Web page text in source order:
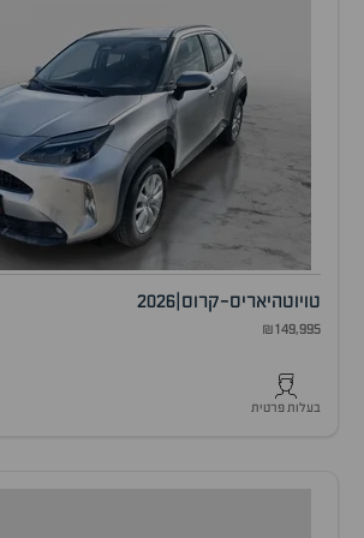
טויוטהיאריס-קרוס 2026
₪149,995
בעלות פרטית